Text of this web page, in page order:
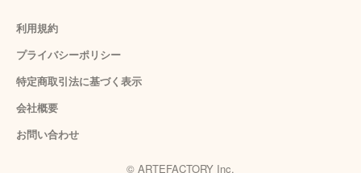
利用規約
プライバシーポリシー
特定商取引法に基づく表示
会社概要
お問い合わせ
© ARTEFACTORY Inc.